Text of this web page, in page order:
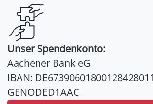
Unser Spendenkonto:
Aachener Bank eG
IBAN:
GENODED1AAC